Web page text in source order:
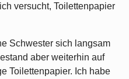
versucht, Toilettenpapier
Schwester sich langsam
aber weiterhin auf
Toilettenpapier. Ich habe